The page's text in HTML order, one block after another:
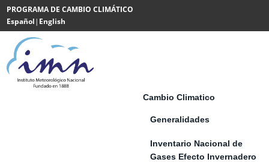
Saltar al contenido
PROGRAMA DE CAMBIO CLIMÁTICO
Español| English
Powered
by
Translate
Cambio Climatico
Generalidades
Inventario Nacional de
Gases Efecto Invernadero